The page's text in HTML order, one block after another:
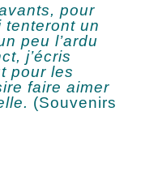
pour
tenteront un
peu l’ardu
j’écris
pour les
faire aimer
(Souvenirs